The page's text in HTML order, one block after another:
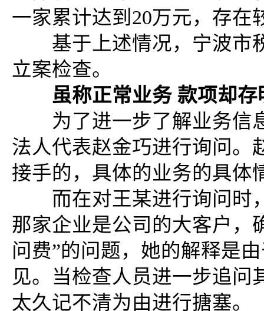
一家累计达到20万元，存在
基于上述情况，宁波市
立案检查。
虽称正常业务 款项却存
为了进一步了解业务信
法人代表赵金巧进行询问。
接手的，具体的业务的具体
而在对王某进行询问时，
那家企业是公司的大客户，
问费”的问题，她的解释是
见。当检查人员进一步追问
太久记不清为由进行搪塞。